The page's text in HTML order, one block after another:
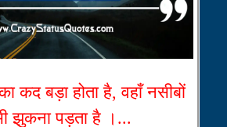
कद बड़ा होता है, वहाँ नसीबों
झुकना पड़ता है ।...